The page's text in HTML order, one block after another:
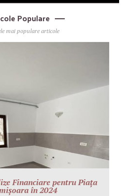
Populare
mai populare articole
Financiare pentru Piața
în 2024